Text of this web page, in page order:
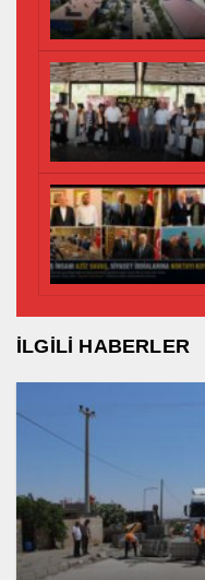
İLGİLİ HABERLER